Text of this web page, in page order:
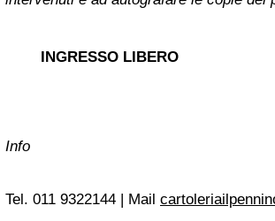
INGRESSO LIBERO
Info
Tel. 011 9322144 | Mail